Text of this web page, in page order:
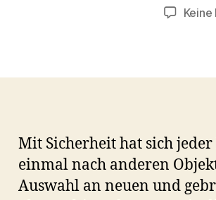
Keine
Mit Sicherheit hat sich jeder
einmal nach anderen
Auswahl an neuen und